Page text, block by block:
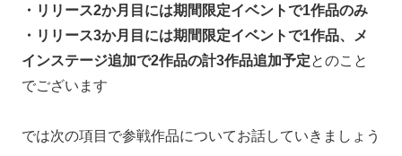
・リリース2か月目には期間限定イベントで1作品のみ
・リリース3か月目には期間限定イベントで1作品、メ
インステージ追加で2作品の計3作品追加予定とのこと
でございます
では次の項目で参戦作品についてお話していきましょう